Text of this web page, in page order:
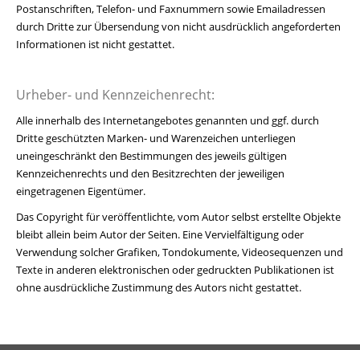
Postanschriften, Telefon- und Faxnummern sowie Emailadressen
durch Dritte zur Übersendung von nicht ausdrücklich angeforderten
Informationen ist nicht gestattet.
Urheber- und Kennzeichenrecht:
Alle innerhalb des Internetangebotes genannten und ggf. durch
Dritte geschützten Marken- und Warenzeichen unterliegen
uneingeschränkt den Bestimmungen des jeweils gültigen
Kennzeichenrechts und den Besitzrechten der jeweiligen
eingetragenen Eigentümer.
Das Copyright für veröffentlichte, vom Autor selbst erstellte Objekte
bleibt allein beim Autor der Seiten. Eine Vervielfältigung oder
Verwendung solcher Grafiken, Tondokumente, Videosequenzen und
Texte in anderen elektronischen oder gedruckten Publikationen ist
ohne ausdrückliche Zustimmung des Autors nicht gestattet.